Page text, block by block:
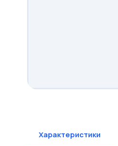
Характеристики